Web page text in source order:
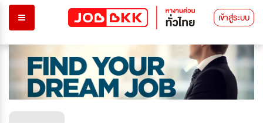
เข้าสู่ระบบ